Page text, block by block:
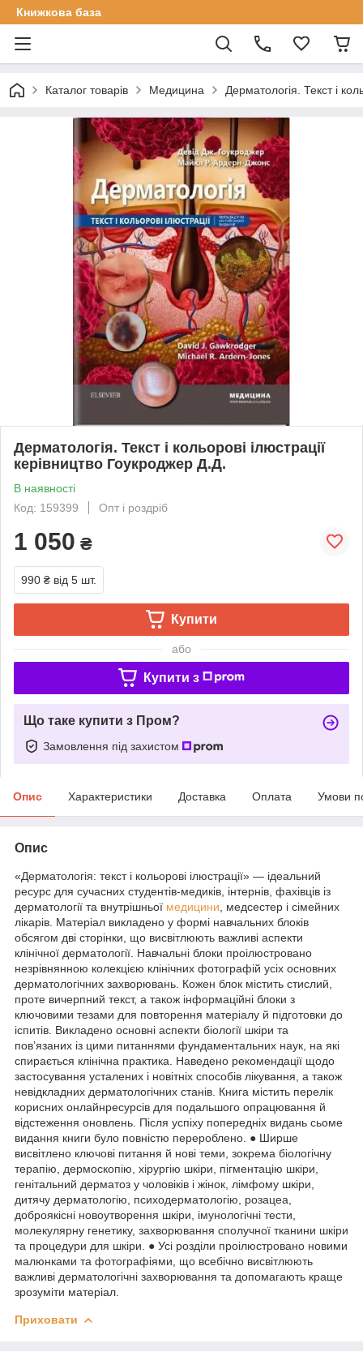
Книжкова база
Каталог товарів Медицина Дерматологія. Текст і
Дерматологія. Текст і кольорові ілюстрації
керівництво Гоукроджер Д.Д.
В наявності
Код: 159399
Опт і роздріб
1 050 ₴
990 ₴ від 5 шт.
Купити
або
Купити з
Що таке купити з Пром?
Замовлення під захистом
Опис Характеристики Доставка Оплата Умови
Опис
«Дерматологія: текст і кольорові ілюстрації» — ідеальний
ресурс для сучасних студентів-медиків, інтернів, фахівців із
дерматології та внутрішньої медицини , медсестер і сімейних
лікарів. Матеріал викладено у формі навчальних блоків
обсягом дві сторінки, що висвітлюють важливі аспекти
клінічної дерматології. Навчальні блоки проілюстровано
незрівнянною колекцією клінічних фотографій усіх основних
дерматологічних захворювань. Кожен блок містить стислий,
проте вичерпний текст, а також інформаційні блоки з
ключовими тезами для повторення матеріалу й підготовки до
іспитів. Викладено основні аспекти біології шкіри та
пов’язаних із цими питаннями фундаментальних наук, на які
спирається клінічна практика. Наведено рекомендації щодо
застосування усталених і новітніх способів лікування, а також
невідкладних дерматологічних станів. Книга містить перелік
корисних онлайнресурсів для подальшого опрацювання й
відстеження оновлень. Після успіху попередніх видань сьоме
видання книги було повністю перероблено. ● Ширше
висвітлено ключові питання й нові теми, зокрема біологічну
терапію, дермоскопію, хірургію шкіри, пігментацію шкіри,
генітальний дерматоз у чоловіків і жінок, лімфому шкіри,
дитячу дерматологію, психодерматологію, розацеа,
доброякісні новоутворення шкіри, імунологічні тести,
молекулярну генетику, захворювання сполучної тканини шкіри
та процедури для шкіри. ● Усі розділи проілюстровано новими
малюнками та фотографіями, що всебічно висвітлюють
важливі дерматологічні захворювання та допомагають краще
зрозуміти матеріал.
Приховати